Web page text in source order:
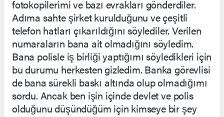
fotokopilerimi ve bazı evrakları gönderdiler.
Adıma sahte şirket kurulduğunu ve çeşitli
telefon hatları çıkarıldığını söylediler. Verilen
numaraların bana ait olmadığını söyledim.
Bana polisle iş birliği yaptığımı söyledikleri için
bu durumu herkesten gizledim. Banka görevlisi
de bana sürekli baskı altında olup olmadığımı
sordu. Ancak ben işin içinde devlet ve polis
olduğunu düşündüğüm için kimseye bir şey